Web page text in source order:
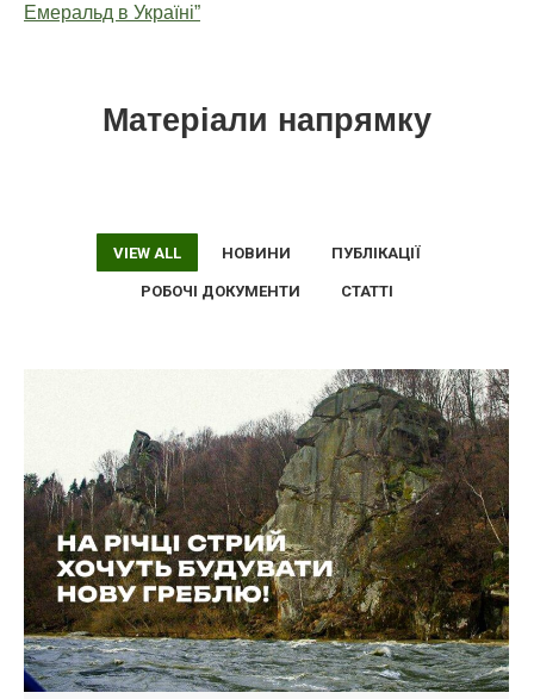
Емеральд в Україні”
Матеріали напрямку
VIEW ALL НОВИНИ ПУБЛІКАЦІЇ
РОБОЧІ ДОКУМЕНТИ СТАТТІ